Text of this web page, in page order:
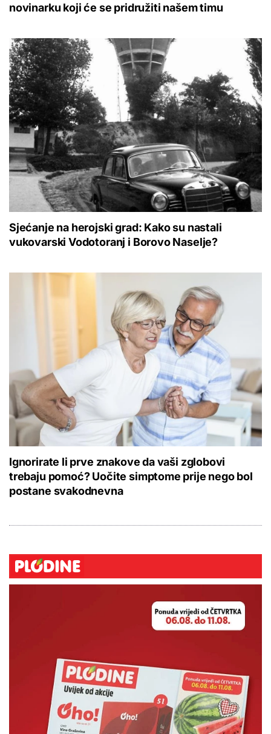
novinarku koji će se pridružiti našem timu
Sjećanje na herojski grad: Kako su nastali
vukovarski Vodotoranj i Borovo Naselje?
Ignorirate li prve znakove da vaši zglobovi
trebaju pomoć? Uočite simptome prije nego bol
postane svakodnevna